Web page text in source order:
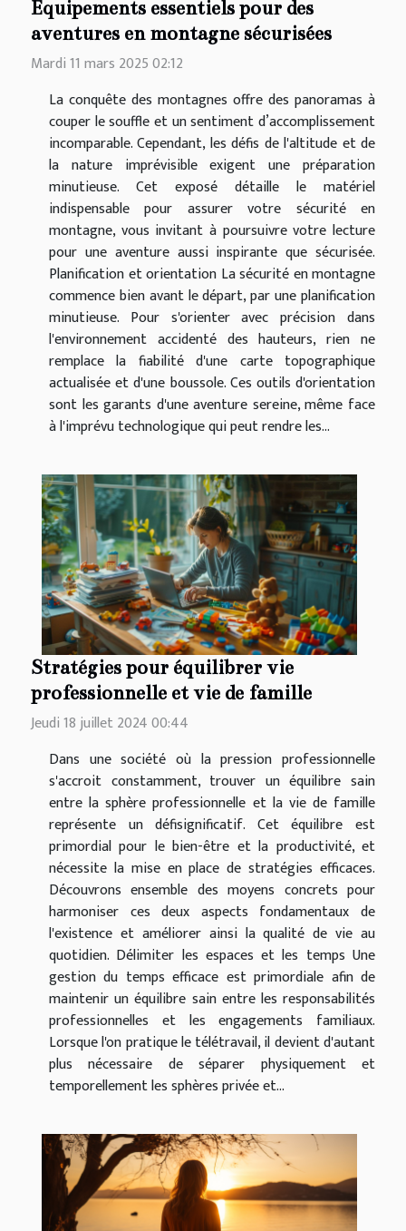
Équipements essentiels pour des
aventures en montagne sécurisées
Mardi 11 mars 2025 02:12
La conquête des montagnes offre des panoramas à
couper le souffle et un sentiment d’accomplissement
incomparable. Cependant, les défis de l'altitude et de
la nature imprévisible exigent une préparation
minutieuse. Cet exposé détaille le matériel
indispensable pour assurer votre sécurité en
montagne, vous invitant à poursuivre votre lecture
pour une aventure aussi inspirante que sécurisée.
Planification et orientation La sécurité en montagne
commence bien avant le départ, par une planification
minutieuse. Pour s'orienter avec précision dans
l'environnement accidenté des hauteurs, rien ne
remplace la fiabilité d'une carte topographique
actualisée et d'une boussole. Ces outils d'orientation
sont les garants d'une aventure sereine, même face
à l'imprévu technologique qui peut rendre les...
Stratégies pour équilibrer vie
professionnelle et vie de famille
Jeudi 18 juillet 2024 00:44
Dans une société où la pression professionnelle
s'accroit constamment, trouver un équilibre sain
entre la sphère professionnelle et la vie de famille
représente un défisignificatif. Cet équilibre est
primordial pour le bien-être et la productivité, et
nécessite la mise en place de stratégies efficaces.
Découvrons ensemble des moyens concrets pour
harmoniser ces deux aspects fondamentaux de
l'existence et améliorer ainsi la qualité de vie au
quotidien. Délimiter les espaces et les temps Une
gestion du temps efficace est primordiale afin de
maintenir un équilibre sain entre les responsabilités
professionnelles et les engagements familiaux.
Lorsque l'on pratique le télétravail, il devient d'autant
plus nécessaire de séparer physiquement et
temporellement les sphères privée et...